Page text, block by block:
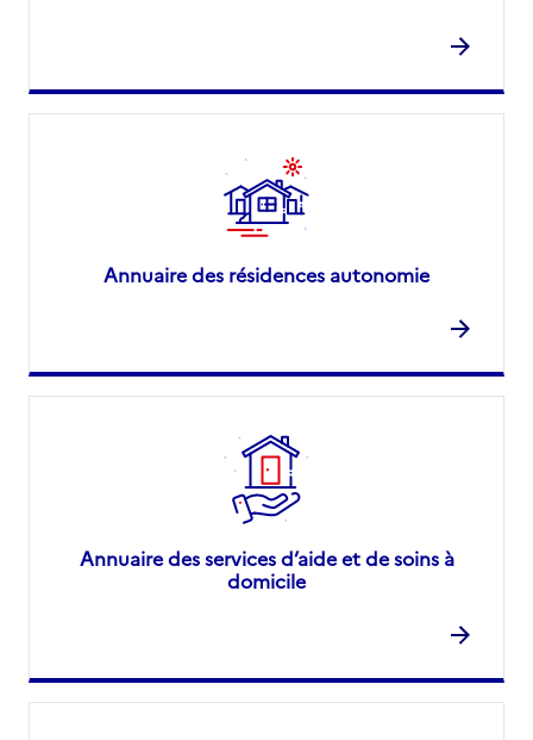
Annuaire des résidences autonomie
Annuaire des services d’aide et de soins à
domicile